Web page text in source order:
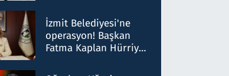
Milyar liralık para
trafiği tespit edildi
İzmit Belediyesi'ne
operasyon! Başkan
Fatma Kaplan Hürriyet